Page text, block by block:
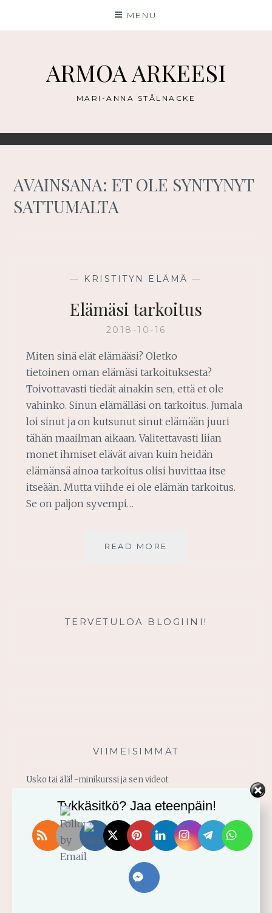
MENU
ARMOA ARKEESI
MARI-ANNA STÅLNACKE
AVAINSANA:ET OLE SYNTYNYT
SATTUMALTA
— KRISTITYN ELÄMÄ —
Elämäsi tarkoitus
2018-10-16
Miten sinä elät elämääsi? Oletko
tietoinen oman elämäsi tarkoituksesta?
Toivottavasti tiedät ainakin sen, että et ole
vahinko. Sinun elämälläsi on tarkoitus. Jumala
loi sinut ja on kutsunut sinut elämään juuri
tähän maailman aikaan. Valitettavasti liian
monet ihmiset elävät aivan kuin heidän
elämänsä ainoa tarkoitus olisi huvittaa itse
itseään. Mutta viihde ei ole elämän tarkoitus.
Se on paljon syvempi…
READ MORE
TERVETULOA BLOGIINI!
VIIMEISIMMÄT
Usko tai älä! -minikurssi ja sen videot
Vahvistu armosta!
Älä yritä omin voimin
Käytä saamaasi voimaa!
Tykkäsitkö? Jaa eteenpäin!